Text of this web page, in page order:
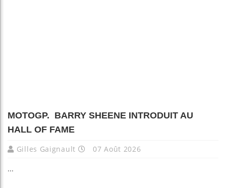
MOTOGP. BARRY SHEENE INTRODUIT AU
HALL OF FAME
Gilles Gaignault 07 Août 2026
...